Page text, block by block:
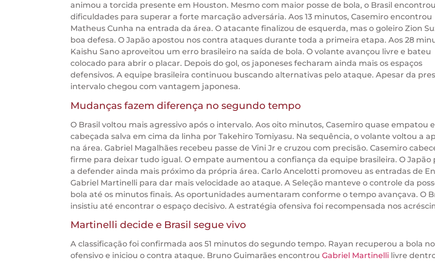
animou a torcida presente em Houston. Mesmo com maior posse de bola, o Brasil encontrou
dificuldades para superar a forte marcação adversária. Aos 13 minutos, Casemiro encontrou
Matheus Cunha na entrada da área. O atacante finalizou de esquerda, mas o goleiro Zion
boa defesa. O Japão apostou nos contra ataques durante toda a primeira etapa. Aos 28
Kaishu Sano aproveitou um erro brasileiro na saída de bola. O volante avançou livre e bateu
colocado para abrir o placar. Depois do gol, os japoneses fecharam ainda mais os espaços
defensivos. A equipe brasileira continuou buscando alternativas pelo ataque. Apesar da
intervalo chegou com vantagem japonesa.
Mudanças fazem diferença no segundo tempo
O Brasil voltou mais agressivo após o intervalo. Aos oito minutos, Casemiro quase empatou
cabeçada salva em cima da linha por Takehiro Tomiyasu. Na sequência, o volante voltou a
na área. Gabriel Magalhães recebeu passe de Vini Jr e cruzou com precisão. Casemiro
firme para deixar tudo igual. O empate aumentou a confiança da equipe brasileira. O Japão
a defender ainda mais próximo da própria área. Carlo Ancelotti promoveu as entradas de
Gabriel Martinelli para dar mais velocidade ao ataque. A Seleção manteve o controle da
bola até os minutos finais. As oportunidades aumentaram conforme o tempo avançava. O
insistiu até encontrar o espaço decisivo. A estratégia ofensiva foi recompensada nos
Martinelli decide e Brasil segue vivo
A classificação foi confirmada aos 51 minutos do segundo tempo. Rayan recuperou a bola
ofensivo e iniciou o contra ataque. Bruno Guimarães encontrou Gabriel Martinellilivre